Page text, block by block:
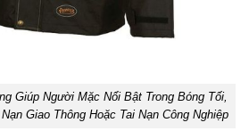
Giúp Người Mặc Nổi Bật Trong Bóng Tối,
Giao Thông Hoặc Tai Nạn Công Nghiệp